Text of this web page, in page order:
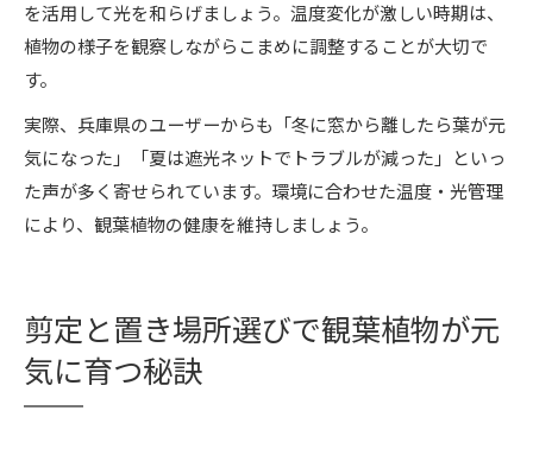
を活用して光を和らげましょう。温度変化が激しい時期は、
植物の様子を観察しながらこまめに調整することが大切で
す。
実際、兵庫県のユーザーからも「冬に窓から離したら葉が元
気になった」「夏は遮光ネットでトラブルが減った」といっ
た声が多く寄せられています。環境に合わせた温度・光管理
により、観葉植物の健康を維持しましょう。
剪定と置き場所選びで観葉植物が元
気に育つ秘訣